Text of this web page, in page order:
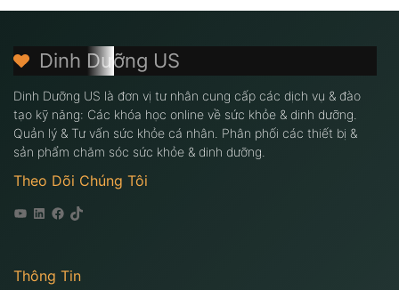
Dinh Dưỡng US
Dinh Dưỡng US là đơn vị tư nhân cung cấp các dịch vụ & đào
tạo kỹ năng: Các khóa học online về sức khỏe & dinh dưỡng.
Quản lý & Tư vấn sức khỏe cá nhân. Phân phối các thiết bị &
sản phẩm chăm sóc sức khỏe & dinh dưỡng.
Theo Dõi Chúng Tôi
Youtube
Linkedin
Facebook
Tiktok
Thông Tin